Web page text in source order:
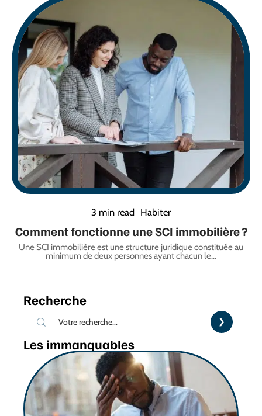
3 min read Habiter
Comment fonctionne une SCI immobilière ?
Une SCI immobilière est une structure juridique constituée au
minimum de deux personnes ayant chacun le…
Recherche
Les immanquables